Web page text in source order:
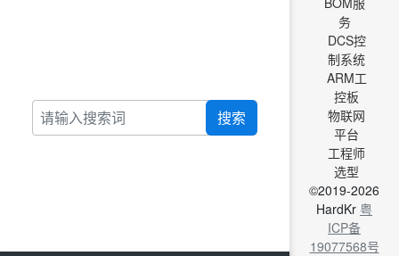
搜索
务
DCS控
制系统
ARM工
控板
物联网
平台
工程师
选型
©2019-2026
HardKr 粤
ICP备
19077568号